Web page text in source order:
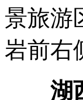
景旅游
岩前右
湖